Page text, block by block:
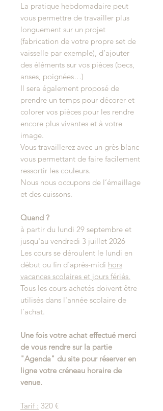
La pratique hebdomadaire peut
vous permettre de travailler plus
longuement sur un projet
(fabrication de votre propre set de
vaisselle par exemple), d’ajouter
des éléments sur vos pièces (becs,
anses, poignées…)
Il sera également proposé de
prendre un temps pour décorer et
colorer vos pièces pour les rendre
encore plus vivantes et à votre
image.
Vous travaillerez avec un grès blanc
vous permettant de faire facilement
ressortir les couleurs.
Nous nous occupons de l’émaillage
et des cuissons.
Quand ?
à partir du lundi 29 septembre et
jusqu'au vendredi 3 juillet 2026
Les cours se déroulent le lundi en
début ou fin d'après-midi hors
vacances scolaires et jours fériés.
Tous les cours achetés doivent être
utilisés dans l'année scolaire de
l'achat.
Une fois votre achat effectué merci
de vous rendre sur la partie
"Agenda" du site pour réserver en
ligne votre créneau horaire de
venue.
Tarif : 320 €